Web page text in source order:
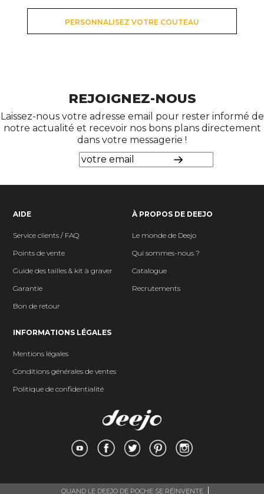
PERSONNALISEZ VOTRE COUTEAU
REJOIGNEZ-NOUS
Laissez-nous votre adresse email pour rester informé de
notre actualité et recevoir nos bons plans directement
dans votre messagerie !
AIDE
Service clients / FAQ
Points de vente
Guide des tailles & kit à graver
Garantie
Bon de retour
À PROPOS DE DEEJO
Le monde de Deejo
Qui sommes-nous ?
Catalogue
Recrutements
INFORMATIONS LÉGALES
Mentions légales
Conditions générales de ventes
Politique de confidentialité
QUAND LE DEEJO DE POCHE SE RÉINVENTE